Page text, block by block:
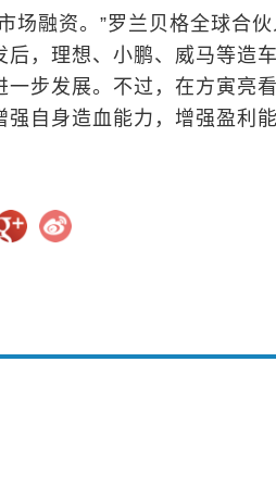
场融资。”罗兰贝格全球合伙
，理想、小鹏、威马等造
步发展。不过，在方寅亮看
自身造血能力，增强盈利能